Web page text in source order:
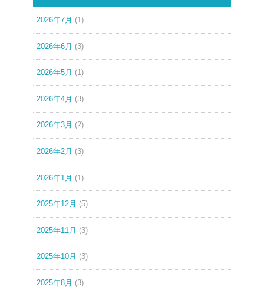
2026年7月 (1)
2026年6月 (3)
2026年5月 (1)
2026年4月 (3)
2026年3月 (2)
2026年2月 (3)
2026年1月 (1)
2025年12月 (5)
2025年11月 (3)
2025年10月 (3)
2025年8月 (3)